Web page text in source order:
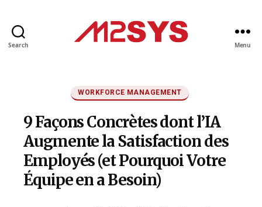
Search Menu
WORKFORCE MANAGEMENT
9 Façons Concrètes dont l’IA
Augmente la Satisfaction des
Employés (et Pourquoi Votre
Équipe en a Besoin)